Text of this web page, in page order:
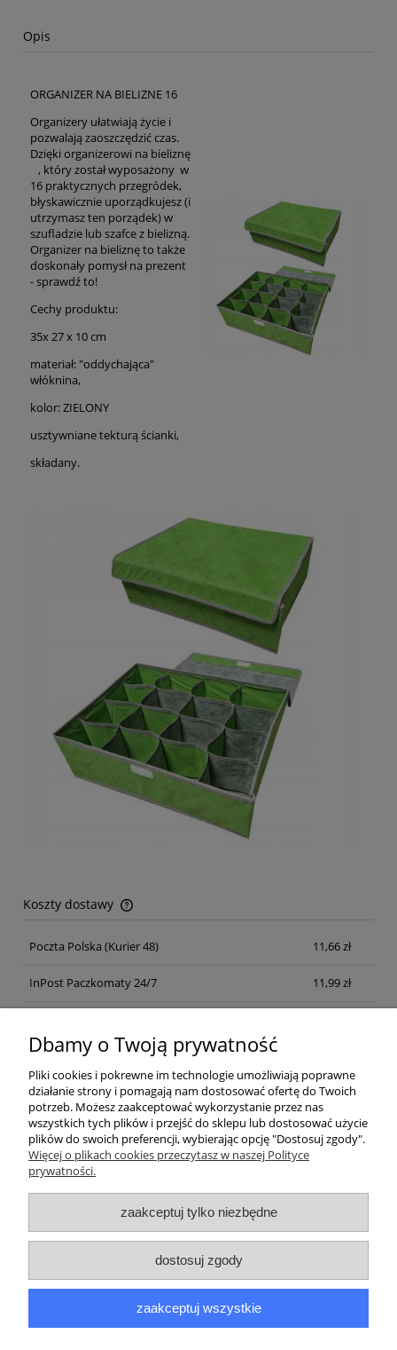
Opis
ORGANIZER NA BIELIZNE 16
Organizery ułatwiają życie i
pozwalają zaoszczędzić czas.
Dzięki organizerowi na bieliznę
, który został wyposażony w
16 praktycznych przegródek,
błyskawicznie uporządkujesz (i
utrzymasz ten porządek) w
szufladzie lub szafce z bielizną.
Organizer na bieliznę to także
doskonały pomysł na prezent
- sprawdź to!
Cechy produktu:
35x 27 x 10 cm
materiał: "oddychająca"
włóknina,
kolor: ZIELONY
usztywniane tekturą ścianki,
składany.
Koszty dostawy
Cena nie zawiera ewentualnych kosztów płatności
Poczta Polska (Kurier 48) 11,66 zł
InPost Paczkomaty 24/7 11,99 zł
Pomoc
Moje konto
Płatności i dostawa
Informacje
Dbamy o Twoją prywatność
Pliki cookies i pokrewne im technologie umożliwiają poprawne
działanie strony i pomagają nam dostosować ofertę do Twoich
potrzeb. Możesz zaakceptować wykorzystanie przez nas
wszystkich tych plików i przejść do sklepu lub dostosować użycie
plików do swoich preferencji, wybierając opcję "Dostosuj zgody".
Więcej o plikach cookies przeczytasz w naszej Polityce
prywatności.
zaakceptuj tylko niezbędne
dostosuj zgody
zaakceptuj wszystkie